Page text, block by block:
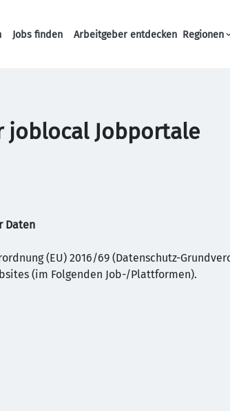
Haupt-Navigation
Jobs finden Arbeitgeber entdecken Regionen
joblocal Jobportale
Daten
(EU) 2016/69 (Datenschutz-
(im Folgenden Job-/Plattformen).